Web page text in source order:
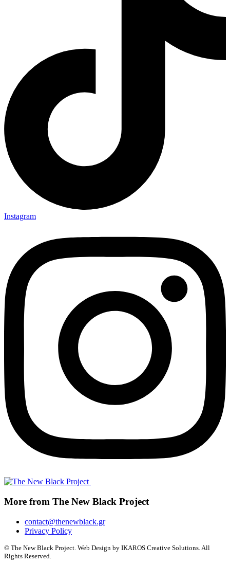
Instagram
More from The New Black Project
contact@thenewblack.gr
Privacy Policy
© The New Black Project. Web Design by IKAROS Creative Solutions. All
Rights Reserved.